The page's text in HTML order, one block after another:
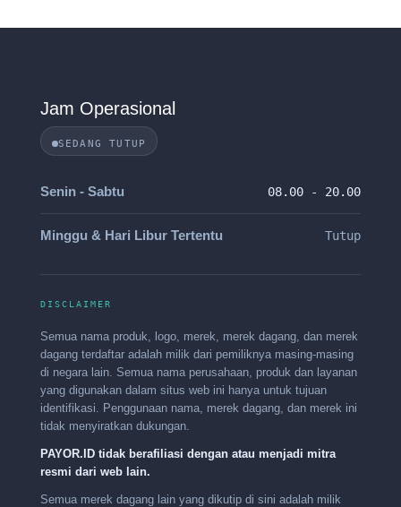
Jam Operasional
SEDANG TUTUP
Senin - Sabtu 08.00 - 20.00
Minggu & Hari Libur Tertentu Tutup
DISCLAIMER
Semua nama produk, logo, merek, merek dagang, dan merek
dagang terdaftar adalah milik dari pemiliknya masing-masing
di negara lain. Semua nama perusahaan, produk dan layanan
yang digunakan dalam situs web ini hanya untuk tujuan
identifikasi. Penggunaan nama, merek dagang, dan merek ini
tidak menyiratkan dukungan.
PAYOR.ID tidak berafiliasi dengan atau menjadi mitra
resmi dari web lain.
Semua merek dagang lain yang dikutip di sini adalah milik